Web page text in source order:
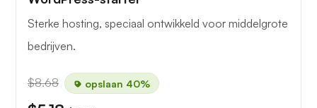
Sterke hosting, speciaal ontwikkeld voor middelgrote
bedrijven.
$8.68 opslaan 40%